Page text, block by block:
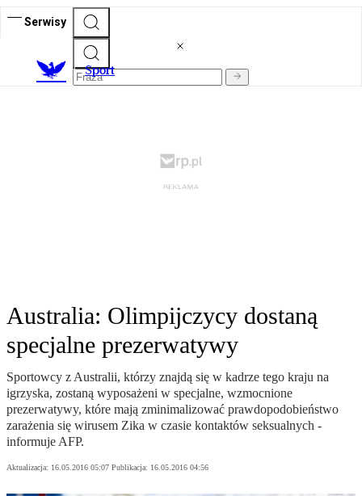
Serwisy
Sport
Australia: Olimpijczycy dostaną
specjalne prezerwatywy
Sportowcy z Australii, którzy znajdą się w kadrze tego kraju na
igrzyska, zostaną wyposażeni w specjalne, wzmocnione
prezerwatywy, które mają zminimalizować prawdopodobieństwo
zarażenia się wirusem Zika w czasie kontaktów seksualnych -
informuje AFP.
Aktualizacja: 16.05.2016 05:07 Publikacja: 16.05.2016 04:56